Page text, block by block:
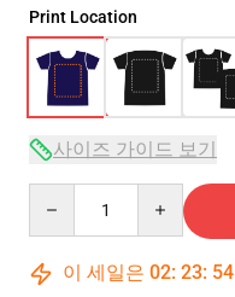
Print Location
사이즈 가이드 보기
이 세일은 02: 23: 54